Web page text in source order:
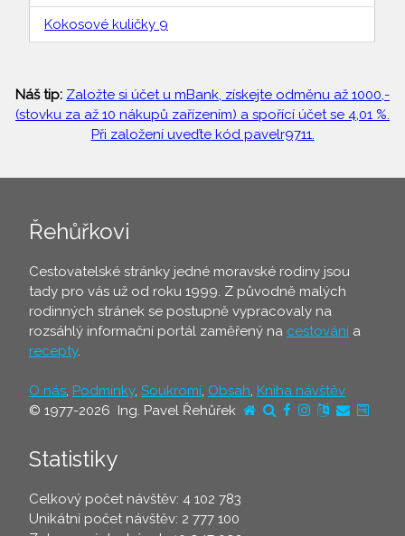
Kokosové kuličky 9
Náš tip: Založte si účet u mBank, získejte odměnu až 1000,-
(stovku za až 10 nákupů zařízením) a spořící účet se 4,01 %.
Při založení uveďte kód pavelr9711.
Řehůřkovi
Cestovatelské stránky jedné moravské rodiny jsou
tady pro vás už od roku 1999. Z původně malých
rodinných stránek se postupně vypracovaly na
rozsáhlý informační portál zaměřený na cestování a
recepty.
O nás, Podmínky, Soukromí, Obsah, Kniha návštěv
© 1977-2026 Ing. Pavel Řehůřek
Statistiky
Celkový počet návštěv: 4 102 783
Unikátní počet návštěv: 2 777 100